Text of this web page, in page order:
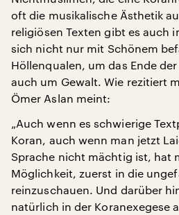
oft die musikalische Ästhetik
religiösen Texten gibt es auch
sich nicht nur mit Schönem
Höllenqualen, um das Ende
auch um Gewalt. Wie rezitiert
Ömer Aslan meint:
„Auch wenn es schwierige
Koran, auch wenn man jetzt
Sprache nicht mächtig ist, hat
Möglichkeit, zuerst in die
reinzuschauen. Und darüber
natürlich in der Koranexegese